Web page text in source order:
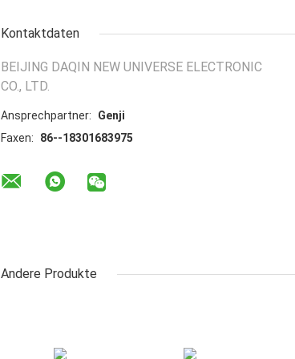
Kontaktdaten
BEIJING DAQIN NEW UNIVERSE ELECTRONIC
CO., LTD.
Ansprechpartner:
Genji
Faxen:
86--18301683975
Andere Produkte